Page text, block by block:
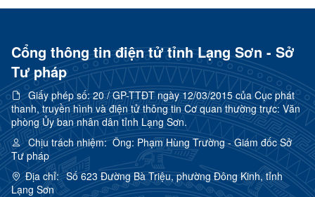
Cổng thông tin điện tử tỉnh Lạng Sơn - Sở
Tư pháp
Giấy phép số:20 / GP-TTĐT ngày 12/03/2015 của Cục phát
thanh, truyền hình và điện tử thông tin Cơ quan thường trực: Văn
phòng Ủy ban nhân dân tỉnh Lạng Sơn.
Chịu trách nhiệm:Ông: Phạm Hùng Trường - Giám đốc Sở
Tư pháp
Địa chỉ: Số 623 Đường Bà Triệu, phường Đông Kinh, tỉnh
Lạng Sơn